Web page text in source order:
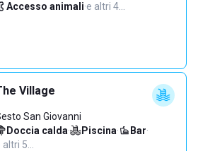
Accesso animali·e altri 4…
Village
San Giovanni
Doccia calda· Piscina· Bar·
altri 5…